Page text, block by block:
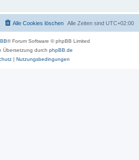
Alle Zeiten sind UTC+02:00
Alle Cookies löschen
® Forum Software © phpBB Limited
Übersetzung durch phpBB.de
| Nutzungsbedingungen